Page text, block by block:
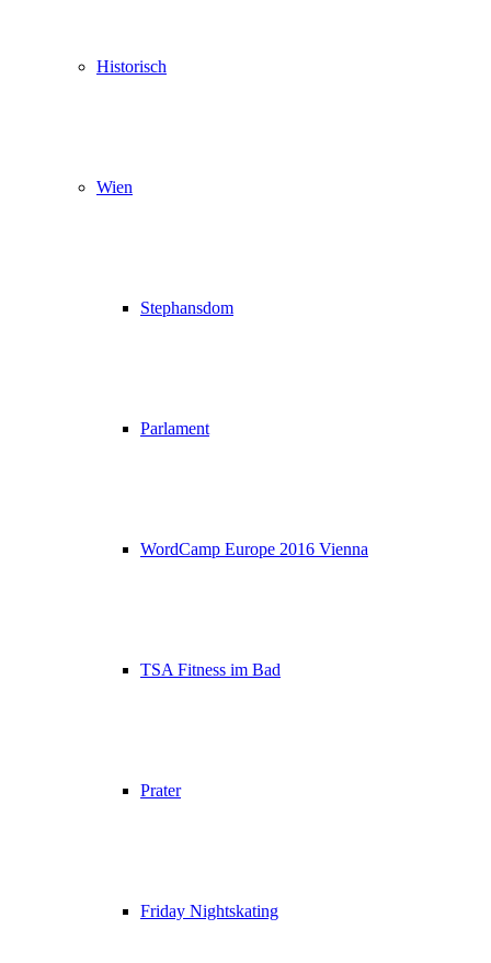
Historisch
Wien
Stephansdom
Parlament
WordCamp Europe 2016 Vienna
TSA Fitness im Bad
Prater
Friday Nightskating